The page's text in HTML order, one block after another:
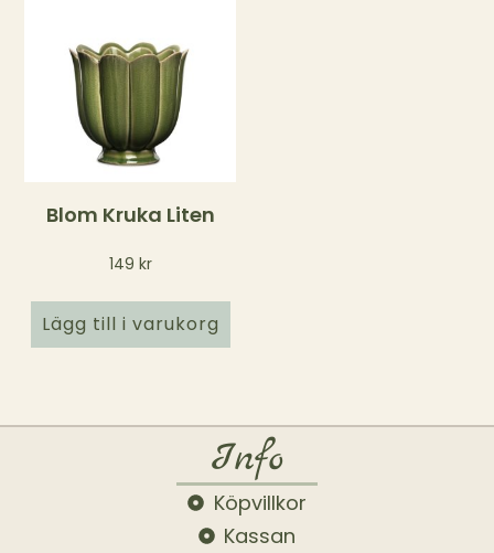
Blom Kruka Liten
149 kr
Lägg till i varukorg
Info
Köpvillkor
Kassan